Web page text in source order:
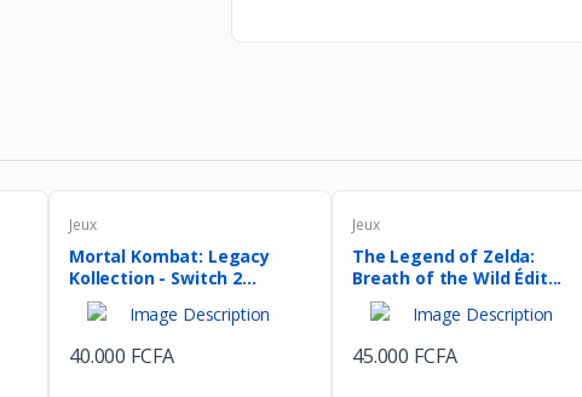
Jeux
Mortal Kombat: Legacy
Kollection - Switch 2...
40.000 FCFA
Jeux
The Legend of Zelda:
Breath of the Wild Édit...
45.000 FCFA